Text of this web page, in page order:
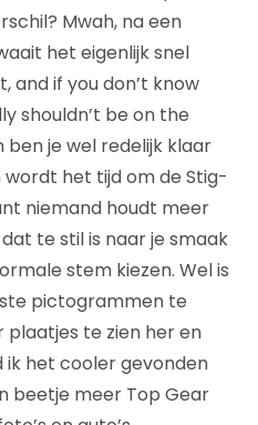
Mwah, na een
het eigenlijk snel
and if you don’t know
shouldn’t be on the
ben je wel redelijk klaar
het tijd om de Stig-
niemand houdt meer
te stil is naar je smaak
stem kiezen. Wel is
pictogrammen te
te zien her en
ik het cooler gevonden
beetje meer Top Gear